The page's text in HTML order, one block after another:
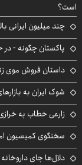
است؟
چند میلیون ایرانی بالای ۴۵ سال مجرد ماندند؛
پاکستان چگونه -
داستان فروش موی
شوک ایران به بازارهای
زارعی خطاب به
سخنگوی کمیسیون
دلال‌ها جای داروخانه